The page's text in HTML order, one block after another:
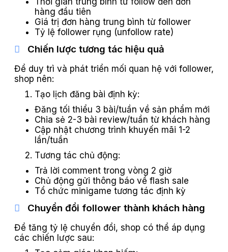
hàng đầu tiên
Giá trị đơn hàng trung bình từ follower
Tỷ lệ follower rụng (unfollow rate)
Chiến lược tương tác hiệu quả
Để duy trì và phát triển mối quan hệ với follower,
shop nên:
Tạo lịch đăng bài định kỳ:
Đăng tối thiểu 3 bài/tuần về sản phẩm mới
Chia sẻ 2-3 bài review/tuần từ khách hàng
Cập nhật chương trình khuyến mãi 1-2
lần/tuần
Tương tác chủ động:
Trả lời comment trong vòng 2 giờ
Chủ động gửi thông báo về flash sale
Tổ chức minigame tương tác định kỳ
Chuyển đổi follower thành khách hàng
Để tăng tỷ lệ chuyển đổi, shop có thể áp dụng
các chiến lược sau: